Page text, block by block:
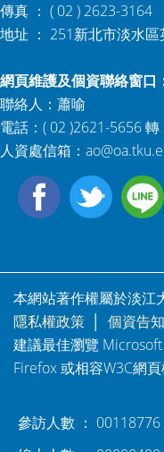
傳真 ： ( 02 ) 2623-3164
地址 ： 251新北市淡水
網頁維護及個資聯絡窗口
聯絡人：蕭喻
電話：( 02 )2621-5656
人資處信箱：
本網站著作權屬於淡江
隱私權政策
個資告
建議最佳瀏覽
Firefox 或相容W3C網
參訪人數 ： 00118776